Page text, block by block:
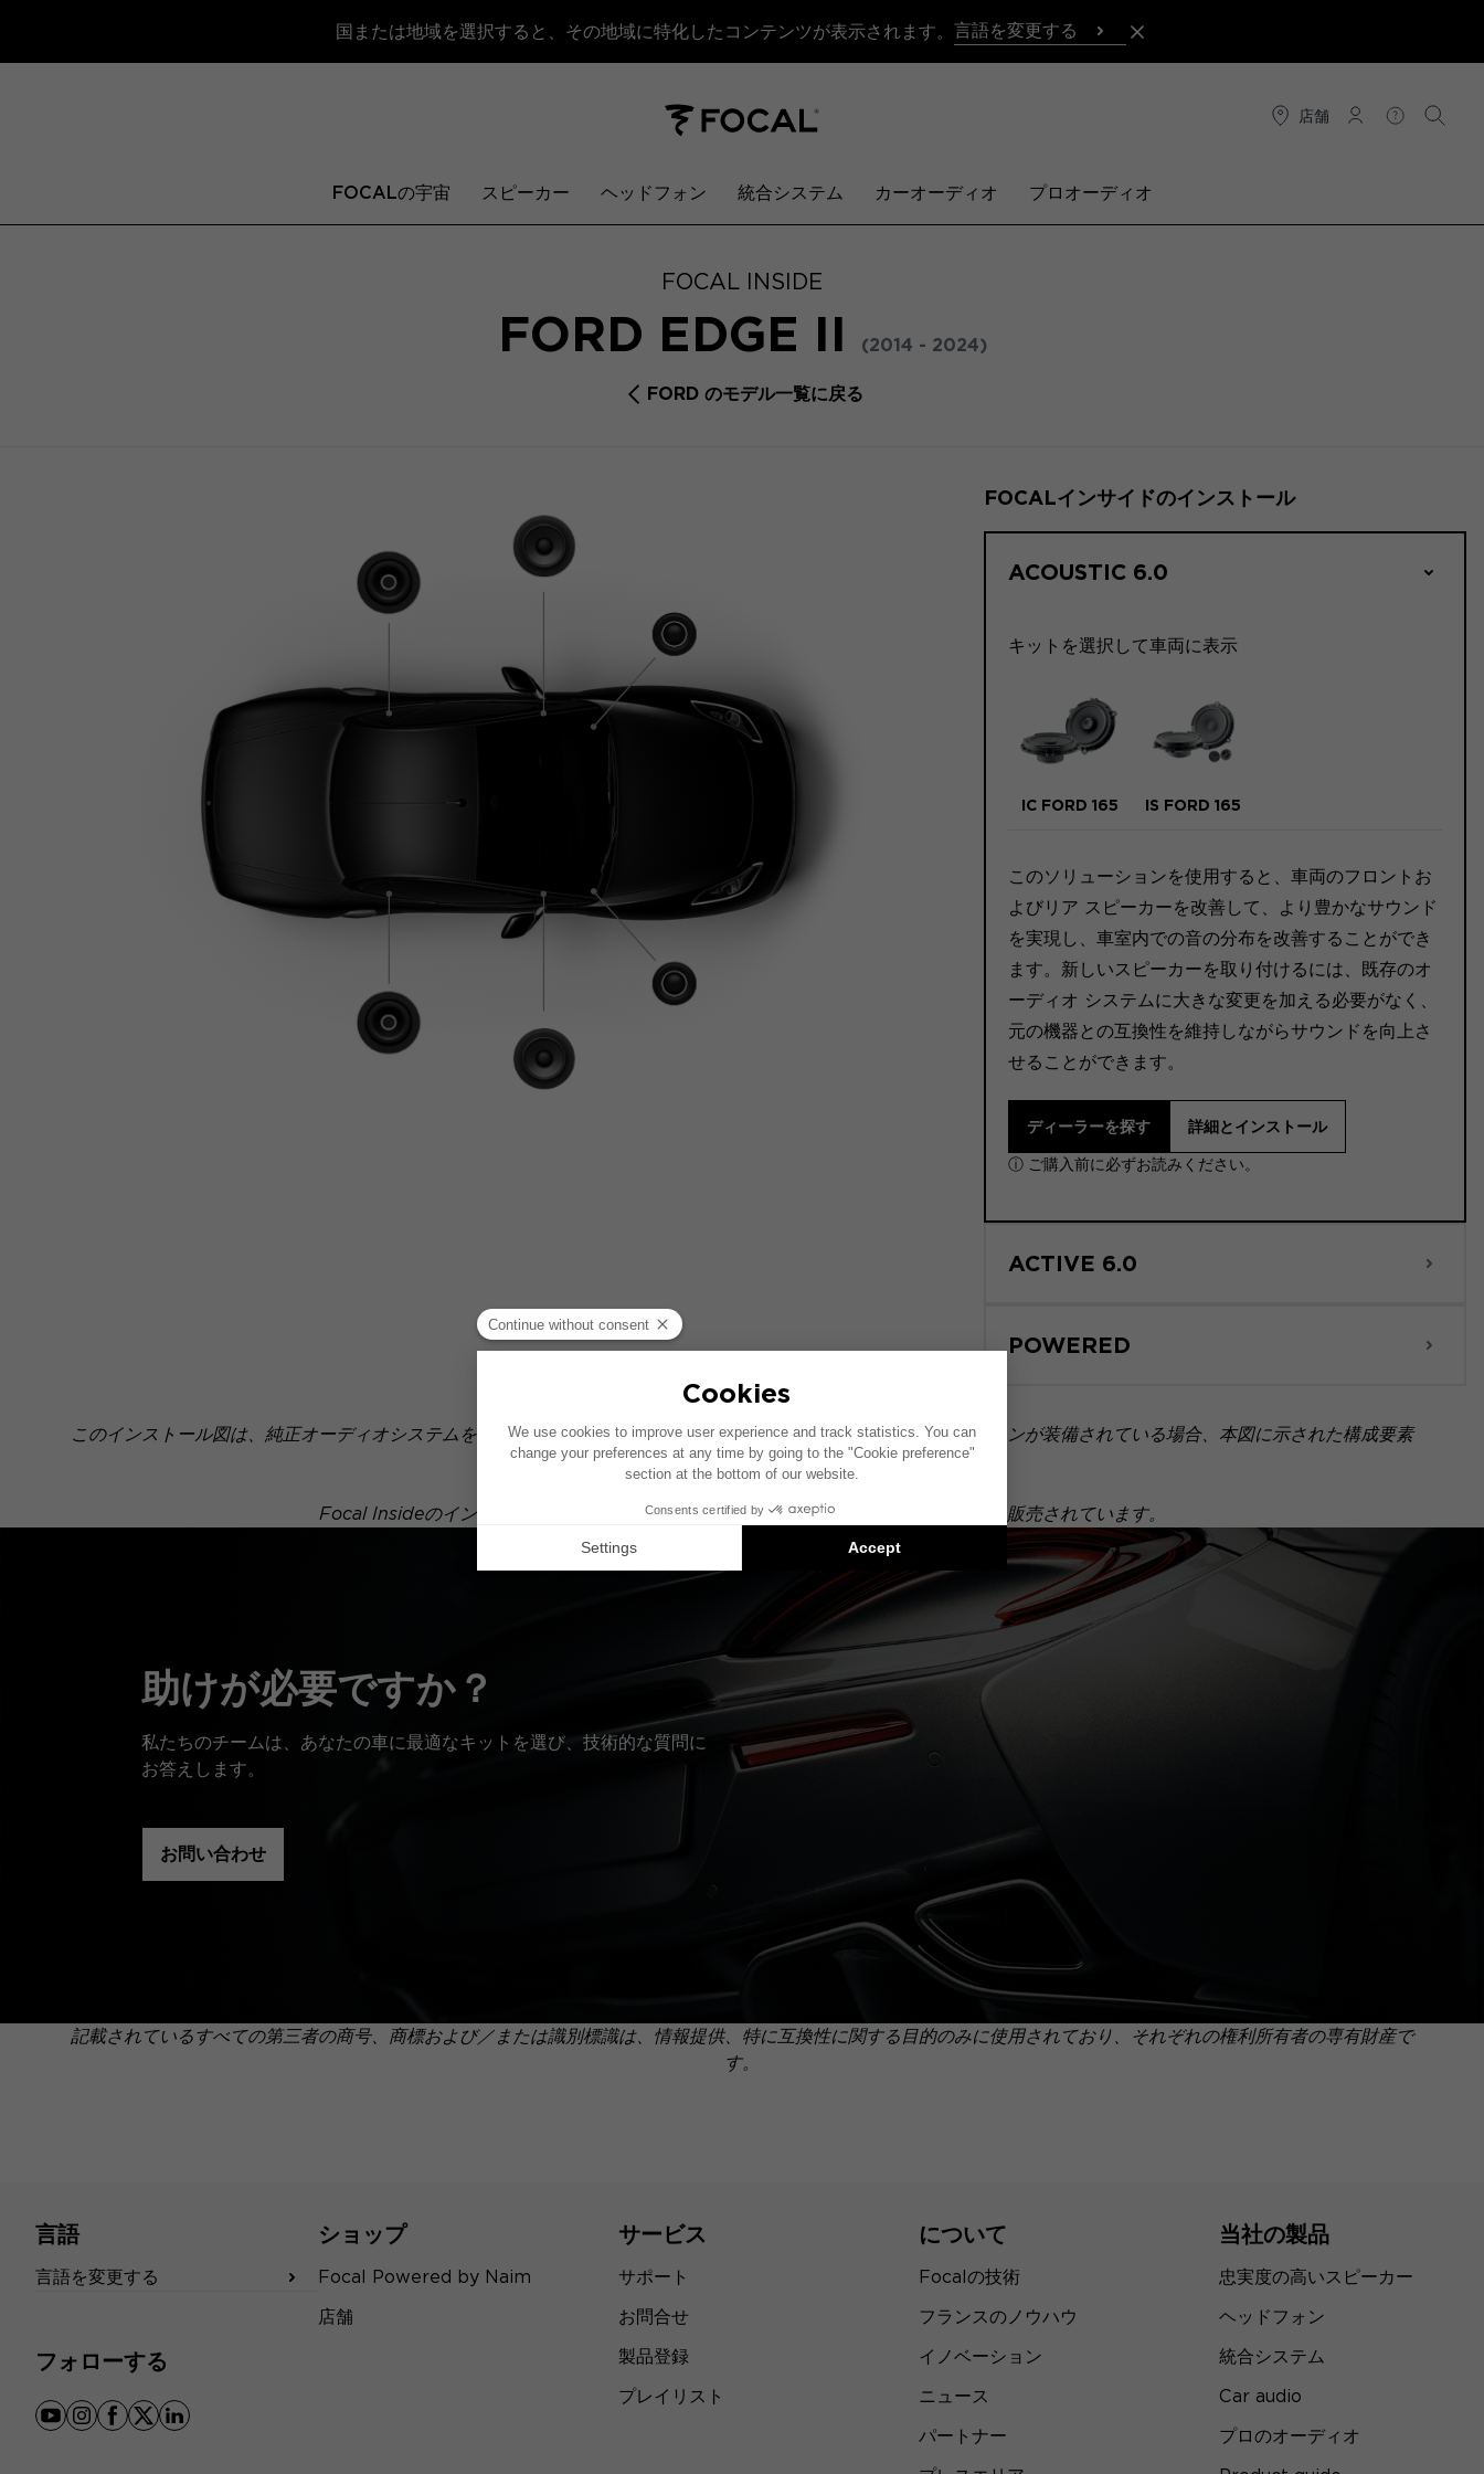
国または地域を選択すると、その地域に特化したコンテンツが表示されます。 言語を変更する
店舗
接続 ヘルプ検索
FOCALの宇宙 スピーカー ヘッドフォン 統合システム カーオーディオ プロオーディオ
FOCAL INSIDE
FORD EDGE II (2014 - 2024)
FORD のモデル一覧に戻る
FOCALインサイドのインストール
ACOUSTIC 6.0
キットを選択して車両に表示
IC FORD 165 IS FORD 165
このソリューションを使用すると、車両のフロントお
よびリア スピーカーを改善して、より豊かなサウンド
を実現し、車室内での音の分布を改善することができ
ます。新しいスピーカーを取り付けるには、既存のオ
ーディオ システムに大きな変更を加える必要がなく、
元の機器との互換性を維持しながらサウンドを向上さ
せることができます。
ディーラーを探す 詳細とインストール
ⓘ ご購入前に必ずお読みください。
ACTIVE 6.0
POWERED
このインストール図は、純正オーディオシステムを搭載した車両を基に作成されています。特定のハイファイオプションが装備されている場合、本図に示された構成要素
の配置が異なることがあります。
Focal Insideのインストールは対応製品の提案です。各製品はセットではなく、個別に販売されています。
助けが必要ですか？
私たちのチームは、あなたの車に最適なキットを選び、技術的な質問に
お答えします。
お問い合わせ
記載されているすべての第三者の商号、商標および／または識別標識は、情報提供、特に互換性に関する目的のみに使用されており、それぞれの権利所有者の専有財産で
す。
言語
言語を変更する
フォローする
youtube
instagram
facebook
x linkedin
ショップ
Focal Powered by Naim
店舗
サービス
サポート
お問合せ
製品登録
プレイリスト
について
Focalの技術
フランスのノウハウ
イノベーション
ニュース
パートナー
当社の製品
忠実度の高いスピーカー
ヘッドフォン
統合システム
Car audio
プロのオーディオ